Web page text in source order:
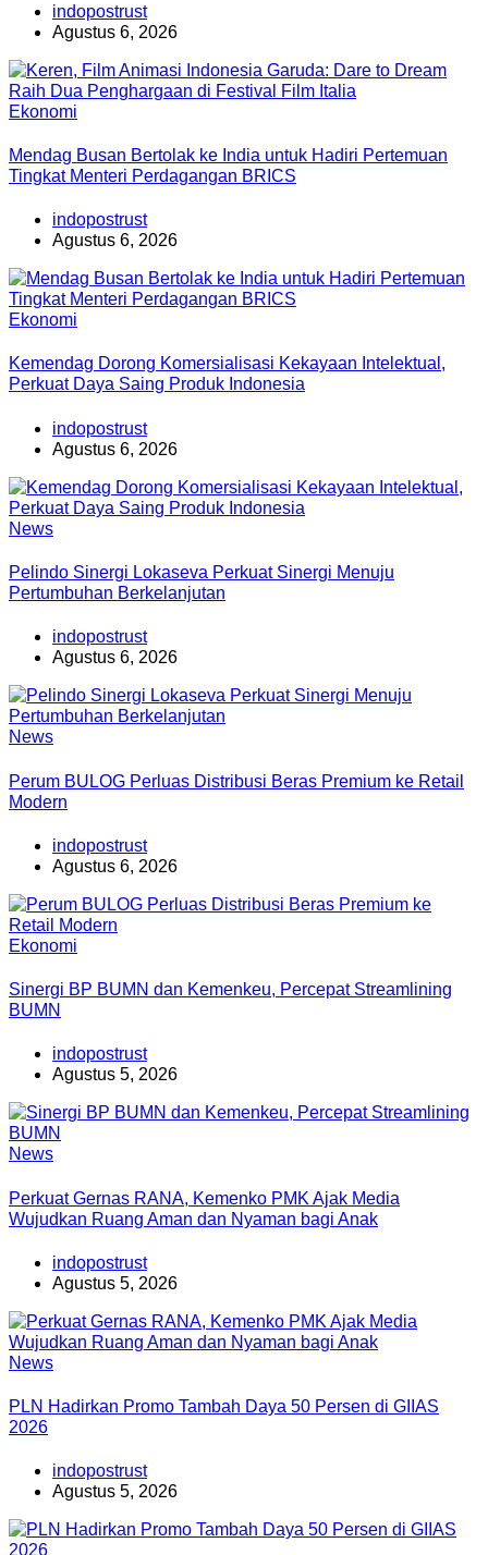
indopostrust
Agustus 6, 2026
Ekonomi
Mendag Busan Bertolak ke India untuk Hadiri Pertemuan
Tingkat Menteri Perdagangan BRICS
indopostrust
Agustus 6, 2026
Ekonomi
Kemendag Dorong Komersialisasi Kekayaan Intelektual,
Perkuat Daya Saing Produk Indonesia
indopostrust
Agustus 6, 2026
News
Pelindo Sinergi Lokaseva Perkuat Sinergi Menuju
Pertumbuhan Berkelanjutan
indopostrust
Agustus 6, 2026
News
Perum BULOG Perluas Distribusi Beras Premium ke Retail
Modern
indopostrust
Agustus 6, 2026
Ekonomi
Sinergi BP BUMN dan Kemenkeu, Percepat Streamlining
BUMN
indopostrust
Agustus 5, 2026
News
Perkuat Gernas RANA, Kemenko PMK Ajak Media
Wujudkan Ruang Aman dan Nyaman bagi Anak
indopostrust
Agustus 5, 2026
News
PLN Hadirkan Promo Tambah Daya 50 Persen di GIIAS
2026
indopostrust
Agustus 5, 2026